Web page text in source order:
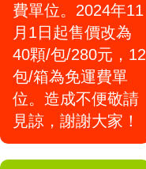
費單位。2024年11
月1日起售價改為
40顆/包/280元，12
包/箱為免運費單
位。造成不便敬請
見諒，謝謝大家！